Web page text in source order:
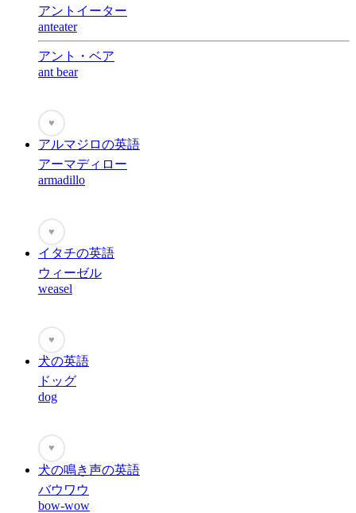
アントイーター
anteater
アント・ベア
ant bear
♥
アルマジロの英語
アーマディロー
armadillo
♥
イタチの英語
ウィーゼル
weasel
♥
犬の英語
ドッグ
dog
♥
犬の鳴き声の英語
バウワウ
bow-wow